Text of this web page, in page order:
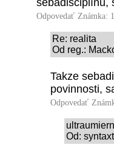
sebadisciplínu,
Odpovedať Známka:
Re: realita
Od reg.:
Takze
povinnosti,
Odpovedať
Od: